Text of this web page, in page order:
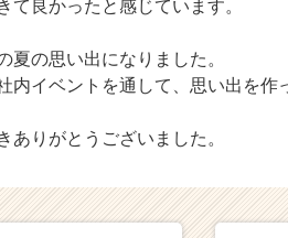
て良かったと感じています。
夏の思い出になりました。
内イベントを通して、思い出を作
ありがとうございました。